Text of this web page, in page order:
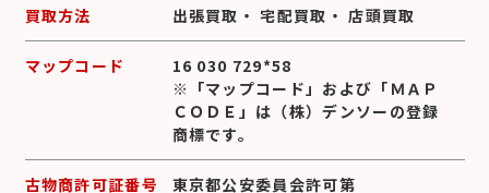
買取方法 出張買取 ・宅配買取 ・店頭買取
マップコード
16 030 729*58
※「マップコード」および「ＭＡＰ
ＣＯＤＥ」は（株）デンソーの登録
商標です。
古物商許可証番号
東京都公安委員会許可第